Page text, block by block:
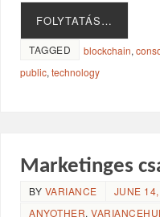
FOLYTATÁS…
TAGGED blockchain,
public,technology
Marketinges
BY VARIANCE
JUNE
ANYOTHER,